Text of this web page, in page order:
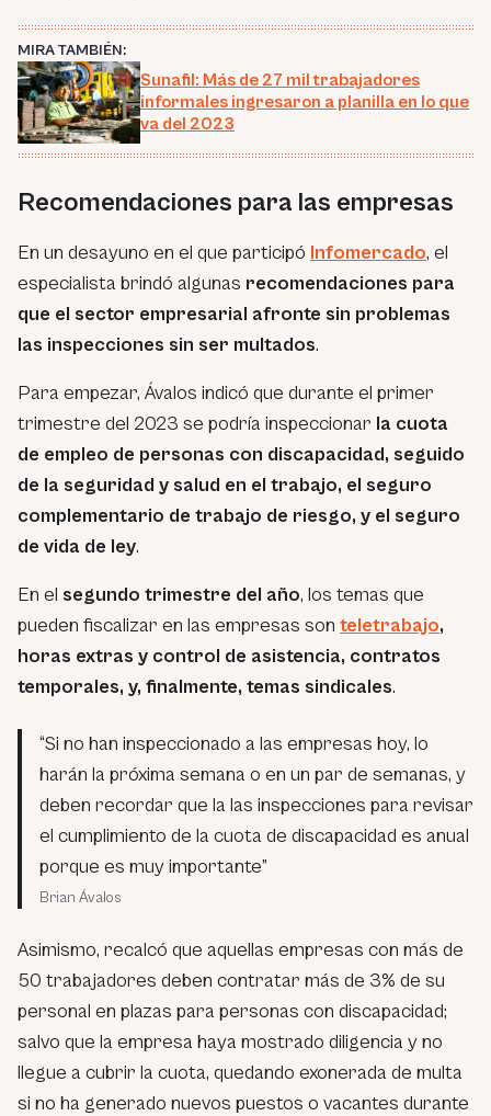
MIRA TAMBIÉN:
Sunafil: Más de 27 mil trabajadores
informales ingresaron a planilla en lo que
va del 2023
Recomendaciones para las empresas
En un desayuno en el que participó Infomercado, el
especialista brindó algunas recomendaciones para
que el sector empresarial afronte sin problemas
las inspecciones sin ser multados.
Para empezar, Ávalos indicó que durante el primer
trimestre del 2023 se podría inspeccionar la cuota
de empleo de personas con discapacidad, seguido
de la seguridad y salud en el trabajo, el seguro
complementario de trabajo de riesgo, y el seguro
de vida de ley.
En el segundo trimestre del año, los temas que
pueden fiscalizar en las empresas son teletrabajo,
horas extras y control de asistencia, contratos
temporales, y, finalmente, temas sindicales.
“Si no han inspeccionado a las empresas hoy, lo
harán la próxima semana o en un par de semanas, y
deben recordar que la las inspecciones para revisar
el cumplimiento de la cuota de discapacidad es anual
porque es muy importante”
Brian Ávalos
Asimismo, recalcó que aquellas empresas con más de
50 trabajadores deben contratar más de 3% de su
personal en plazas para personas con discapacidad;
salvo que la empresa haya mostrado diligencia y no
llegue a cubrir la cuota, quedando exonerada de multa
si no ha generado nuevos puestos o vacantes durante